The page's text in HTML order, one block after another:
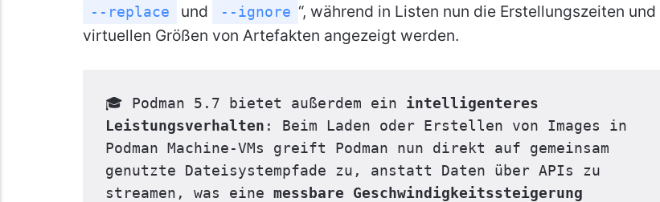
--replace und --ignore “, während in Listen nun die Erstellungszeiten und
virtuellen Größen von Artefakten angezeigt werden.
🎓 Podman 5.7 bietet außerdem ein intelligenteres
Leistungsverhalten : Beim Laden oder Erstellen von Images in
Podman Machine-VMs greift Podman nun direkt auf gemeinsam
genutzte Dateisystempfade zu, anstatt Daten über APIs zu
streamen, was eine messbare Geschwindigkeitssteigerung